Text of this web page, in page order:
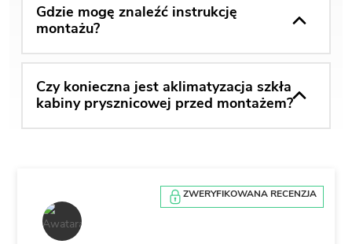
Gdzie mogę znaleźć instrukcję
montażu?
Czy konieczna jest aklimatyzacja szkła
kabiny prysznicowej przed montażem?
ZWERYFIKOWANA RECENZJA